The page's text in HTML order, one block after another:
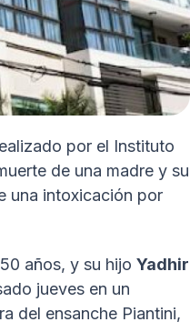
por el Instituto
de una madre y su
una intoxicación por
años, y su hijo Yadhir
jueves en un
del ensanche Piantini,